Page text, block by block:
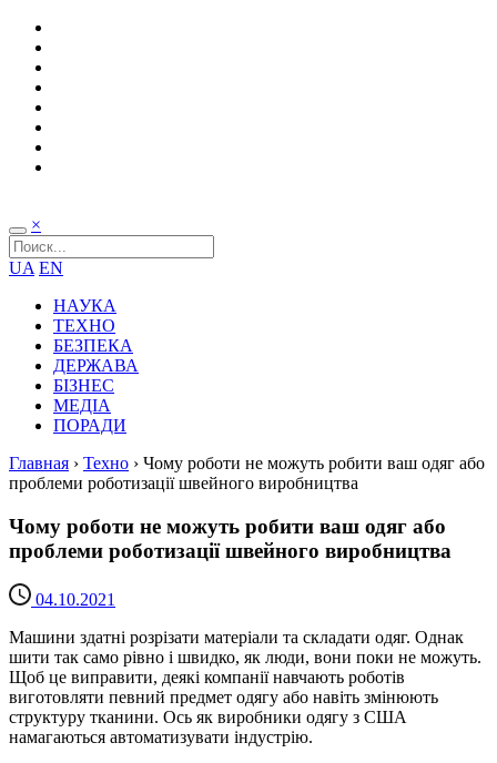
×
UA EN
НАУКА
ТЕХНО
БЕЗПЕКА
ДЕРЖАВА
БІЗНЕС
МЕДІА
ПОРАДИ
Главная › Техно › Чому роботи не можуть робити ваш одяг або
проблеми роботизації швейного виробництва
Чому роботи не можуть робити ваш одяг або
проблеми роботизації швейного виробництва
04.10.2021
Машини здатні розрізати матеріали та складати одяг. Однак
шити так само рівно і швидко, як люди, вони поки не можуть.
Щоб це виправити, деякі компанії навчають роботів
виготовляти певний предмет одягу або навіть змінюють
структуру тканини. Ось як виробники одягу з США
намагаються автоматизувати індустрію.